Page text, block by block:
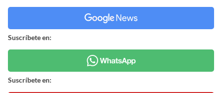
Suscríbete en:
Suscríbete en: